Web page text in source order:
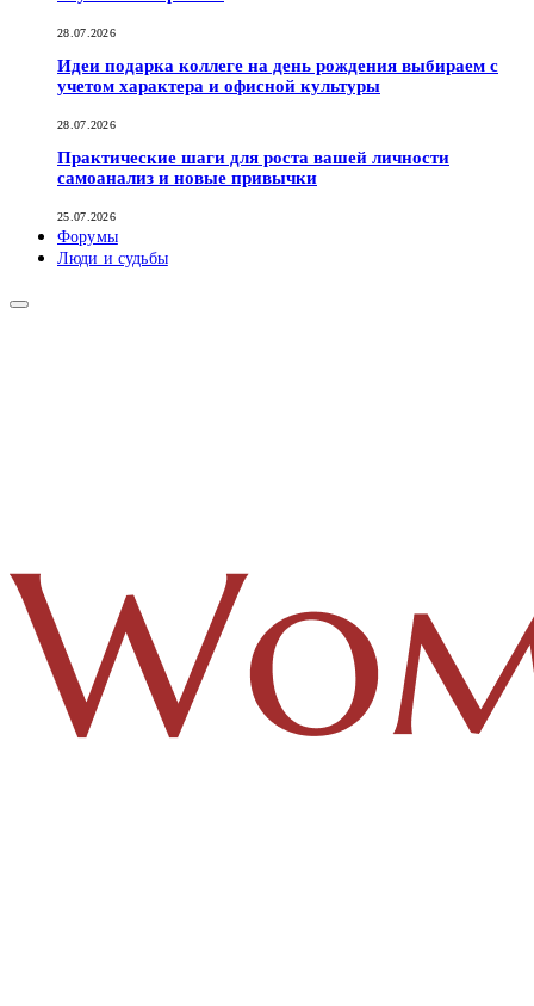
28.07.2026
Идеи подарка коллеге на день рождения выбираем с
учетом характера и офисной культуры
28.07.2026
Практические шаги для роста вашей личности
самоанализ и новые привычки
25.07.2026
Форумы
Люди и судьбы